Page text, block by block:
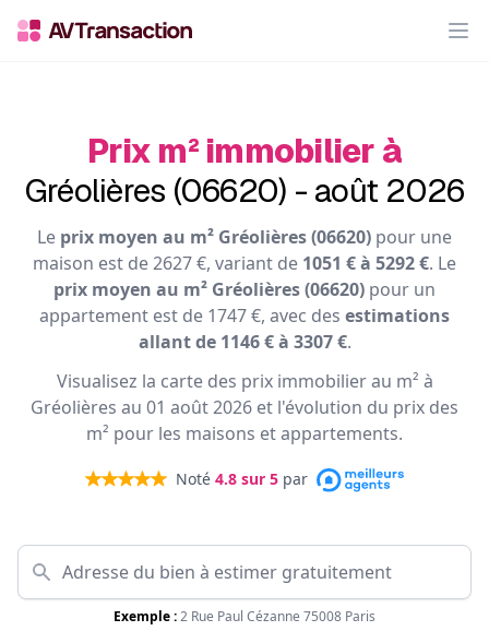
Prix m² immobilier à
Gréolières (06620) - août 2026
Le prix moyen au m² Gréolières (06620) pour une
maison est de 2627 €, variant de 1051 € à 5292 €. Le
prix moyen au m² Gréolières (06620) pour un
appartement est de 1747 €, avec des estimations
allant de 1146 € à 3307 €.
Visualisez la carte des prix immobilier au m² à
Gréolières au 01 août 2026 et l'évolution du prix des
m² pour les maisons et appartements.
Noté 4.8 sur 5 par
Exemple :2 Rue Paul Cézanne 75008 Paris